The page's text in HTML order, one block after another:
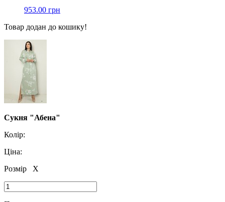
953.00 грн
Товар додан до кошику!
Сукня "Абена"
Колір:
Ціна:
Розмір
X